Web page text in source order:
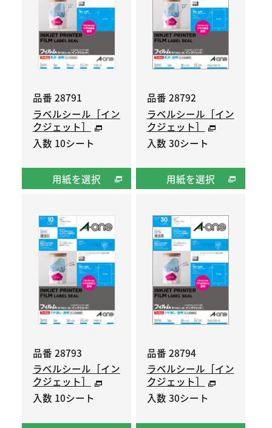
品番 28791
ラベルシール［イン
クジェット］
入数 10シート
用紙を選択
品番 28792
ラベルシール［イン
クジェット］
入数 30シート
用紙を選択
品番 28793
ラベルシール［イン
クジェット］
入数 10シート
品番 28794
ラベルシール［イン
クジェット］
入数 30シート